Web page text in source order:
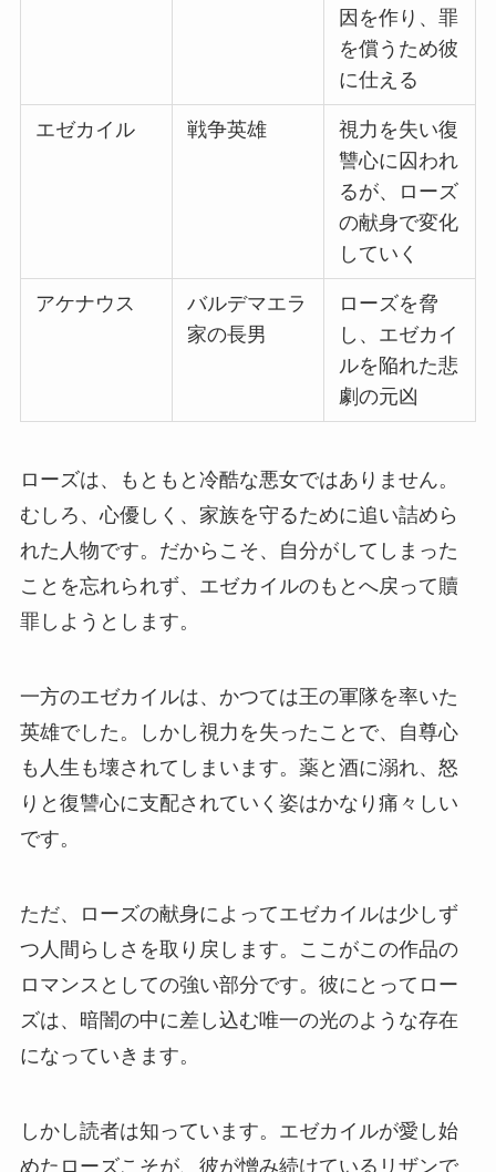
因を作り、罪
を償うため彼
に仕える
エゼカイル 戦争英雄
視力を失い復
讐心に囚われ
るが、ローズ
の献身で変化
していく
アケナウス
バルデマエラ
家の長男
ローズを脅
し、エゼカイ
ルを陥れた悲
劇の元凶
ローズは、もともと冷酷な悪女ではありません。
むしろ、心優しく、家族を守るために追い詰めら
れた人物です。だからこそ、自分がしてしまった
ことを忘れられず、エゼカイルのもとへ戻って贖
罪しようとします。
一方のエゼカイルは、かつては王の軍隊を率いた
英雄でした。しかし視力を失ったことで、自尊心
も人生も壊されてしまいます。薬と酒に溺れ、怒
りと復讐心に支配されていく姿はかなり痛々しい
です。
ただ、ローズの献身によってエゼカイルは少しず
つ人間らしさを取り戻します。ここがこの作品の
ロマンスとしての強い部分です。彼にとってロー
ズは、暗闇の中に差し込む唯一の光のような存在
になっていきます。
しかし読者は知っています。エゼカイルが愛し始
めたローズこそが、彼が憎み続けているリザンで